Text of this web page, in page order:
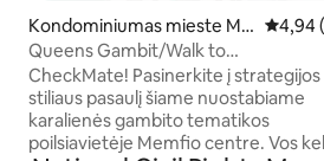
Kondominiumas mieste Me
mphis
4,94
Queens Gambit/Walk to
Beale/Nemokama automobilių
aikštelė su užtvaromis
CheckMate! Pasinerkite į strategijos
stiliaus pasaulį šiame nuostabiame
karalienės gambito tematikos
poilsiavietėje Memfio centre. Vos